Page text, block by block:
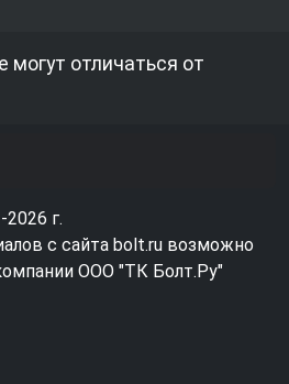
могут отличаться от
г.
с сайта bolt.ru возможно
ООО "ТК Болт.Ру"